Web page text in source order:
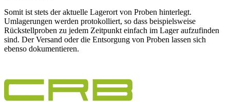
Somit ist stets der aktuelle Lagerort von Proben hinterlegt.
Umlagerungen werden protokolliert, so dass beispielsweise
Rückstellproben zu jedem Zeitpunkt einfach im Lager aufzufinden
sind. Der Versand oder die Entsorgung von Proben lassen sich
ebenso dokumentieren.